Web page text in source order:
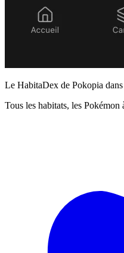
Le HabitaDex de Pokopia
Tous les habitats, les